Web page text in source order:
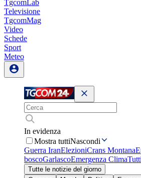
TgcomLab
Televisione
TgcomMag
Video
Schede
Sport
Meteo
In evidenza
Mostra tuttiNascondi
Guerra IranElezioniCrans Montana
boscoGarlascoEmergenza Clima
Tutte le notizie del giorno